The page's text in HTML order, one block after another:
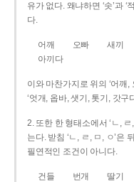
유가 없다. 왜냐하면 ‘솟’과
다.
어깨 오빠 새끼
아끼다
이와 마찬가지로 위의 ‘어깨,
‘엇개, 옵바, 샛기, 톳기, 갓구
2. 또한 한 형태소에서 ‘ㄴ,
는다. 받침 ‘ㄴ, ㄹ, ㅁ, ㅇ’은
필연적인 조건이 아니다.
건들 번개 딸기